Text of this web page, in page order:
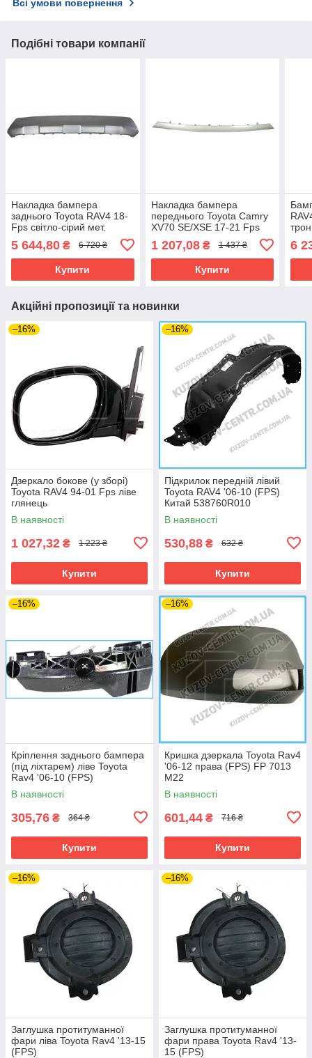
Всі умови повернення
Подібні товари компанії
Накладка бампера
заднього Toyota RAV4 18-
Fps світло-сірий мет.
5 644,80 ₴ 6 720 ₴
Купити
Накладка бампера
переднього Toyota Camry
XV70 SE/XSE 17-21 Fps
1 207,08₴ 1 437 ₴
Купити
6
Акційні пропозиції та новинки
–16%
Дзеркало бокове (у зборі)
Toyota RAV4 94-01 Fps ліве
глянець
В наявності
1 027,32 ₴ 1 223 ₴
Купити
–16%
Підкрилок передній лівий
Toyota RAV4 '06-10 (FPS)
Китай 538760R010
В наявності
530,88 ₴ 632 ₴
Купити
–16%
Кріплення заднього бампера
(під ліхтарем) ліве Toyota
Rav4 '06-10 (FPS)
525630R010
В наявності
305,76 ₴ 364 ₴
Купити
–16%
Кришка дзеркала Toyota Rav4
'06-12 права (FPS) FP 7013
M22
В наявності
601,44 ₴ 716 ₴
Купити
–16%
Заглушка протитуманної
фари ліва Toyota Rav4 '13-15
(FPS)
–16%
Заглушка протитуманної
фари права Toyota Rav4 '13-
15 (FPS)